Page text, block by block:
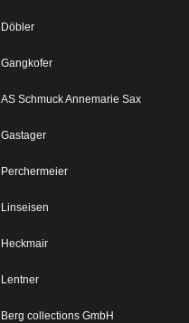
Döbler
Gangkofer
AS Schmuck Annemarie Sax
Gastager
Perchermeier
Linseisen
Heckmair
Lentner
Berg collections GmbH